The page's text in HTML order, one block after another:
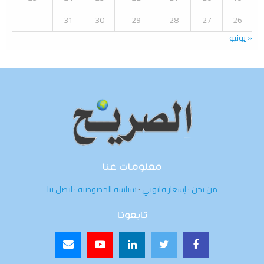
26
27
28
29
30
31
« يونيو
معلومات عنا
من نحن·إشعار قانوني·سياسة الخصوصية·اتصل بنا
تابعونا